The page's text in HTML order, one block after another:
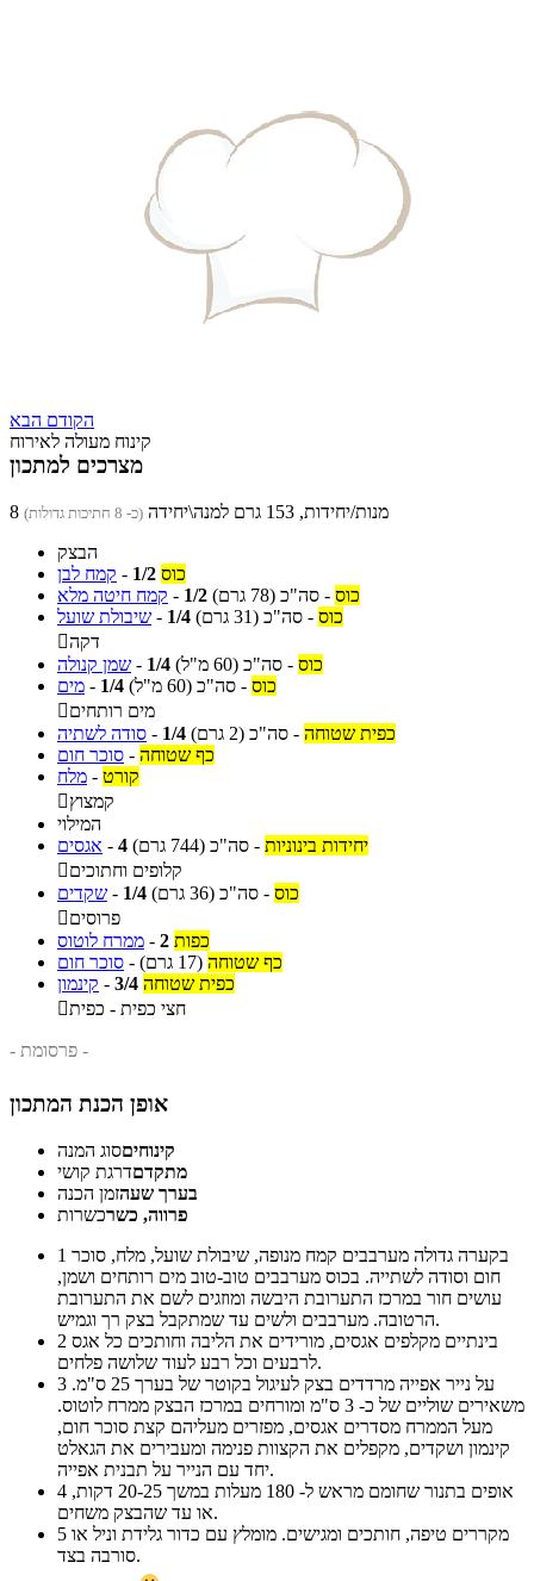
הקודם הבא
קינוח מעולה לאירוח
מצרכים למתכון
8 מנות/יחידות, 153 גרם למנה\יחידה (כ- 8 חתיכות גדולות)
הבצק
קמח לבן - 1/2 כוס
קמח חיטה מלא - 1/2 כוס - סה"כ (78 גרם)
שיבולת שועל - 1/4 כוס - סה"כ (31 גרם)
דקה
שמן קנולה - 1/4 כוס - סה"כ (60 מ"ל)
מים - 1/4 כוס - סה"כ (60 מ"ל)
מים רותחים
סודה לשתיה - 1/4 כפית שטוחה - סה"כ (2 גרם)
סוכר חום - כף שטוחה
מלח - קורט
קמצוץ
המילוי
אגסים - 4 יחידות בינוניות - סה"כ (744 גרם)
קלופים וחתוכים
שקדים - 1/4 כוס - סה"כ (36 גרם)
פרוסים
ממרח לוטוס - 2 כפות
סוכר חום - כף שטוחה (17 גרם)
קינמון - 3/4 כפית שטוחה
חצי כפית - כפית
- פרסומת -
אופן הכנת המתכון
קינוחיםסוג המנה
מתקדםדרגת קושי
בערך שעהזמן הכנה
פרווה, כשרכשרות
1
חום וסודה לשתייה. בכוס מערבבים טוב-טוב מים רותחים ושמן,
עושים חור במרכז התערובת היבשה ומוזגים לשם את התערובת
הרטובה. מערבבים ולשים עד שמתקבל בצק רך וגמיש.
2
לרבעים וכל רבע לעוד שלושה פלחים.
3
משאירים שוליים של כ- 3 ס"מ ומורחים במרכז הבצק ממרח לוטוס.
מעל הממרח מסדרים אגסים, מפזרים מעליהם קצת סוכר חום,
קינמון ושקדים, מקפלים את הקצוות פנימה ומעבירים את הגאלט
יחד עם הנייר על תבנית אפייה.
4
או עד שהבצק משחים.
5
סורבה בצד.